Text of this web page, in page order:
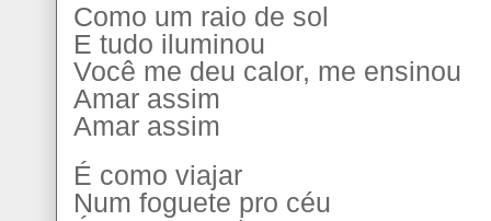
Como um raio de sol
E tudo iluminou
Você me deu calor, me ensinou
Amar assim
Amar assim
É como viajar
Num foguete pro céu